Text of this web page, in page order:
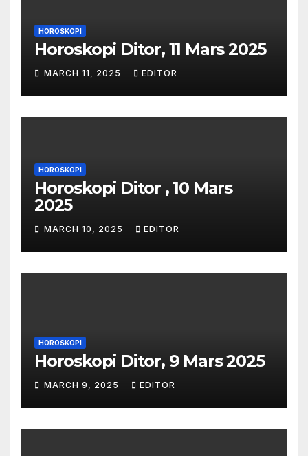
HOROSKOPI
Horoskopi Ditor, 11 Mars 2025
MARCH 11, 2025 EDITOR
HOROSKOPI
Horoskopi Ditor , 10 Mars
2025
MARCH 10, 2025 EDITOR
HOROSKOPI
Horoskopi Ditor, 9 Mars 2025
MARCH 9, 2025 EDITOR